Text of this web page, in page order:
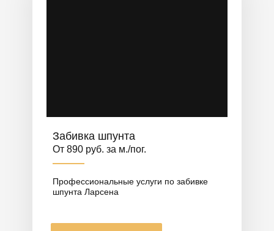
Забивка шпунта
От 890 руб. за м./пог.
Профессиональные услуги по забивке
шпунта Ларсена